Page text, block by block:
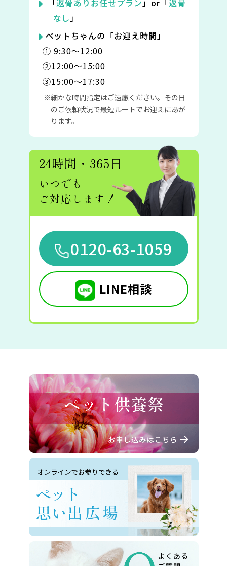
「返骨ありお任せプラン」or「 返骨
なし」
ペットちゃんの「お迎え時間」
① 9:30〜12:00
②12:00〜15:00
③15:00〜17:30
細かな時間指定はご遠慮ください。その日
のご依頼状況で最短ルートでお迎えにあが
ります。
24時間・365日
いつでも
ご対応します！
0120-63-1059
LINE相談